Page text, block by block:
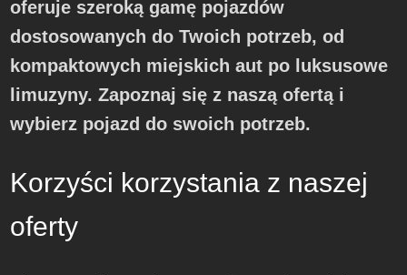
oferuje szeroką gamę pojazdów
dostosowanych do Twoich potrzeb, od
kompaktowych miejskich aut po luksusowe
limuzyny. Zapoznaj się z naszą ofertą i
wybierz pojazd do swoich potrzeb.
Korzyści korzystania z naszej
oferty